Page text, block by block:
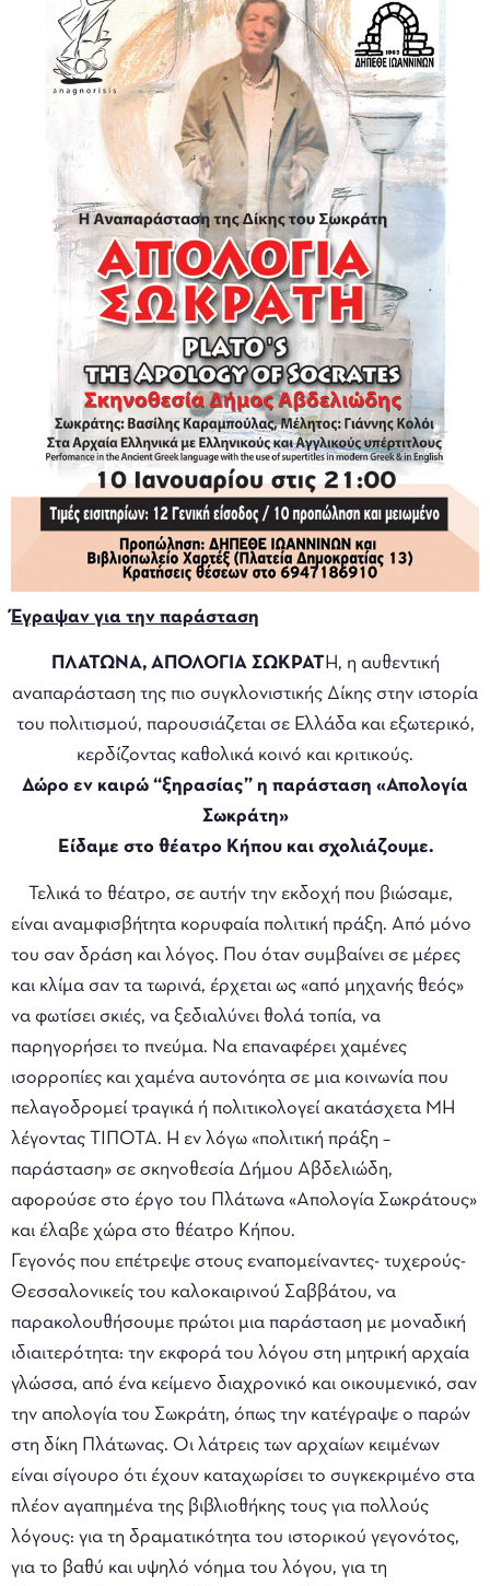
Έγραψαν για την παράσταση
ΠΛΑΤΩΝΑ, ΑΠΟΛΟΓΙΑ ΣΩΚΡΑΤΗ, η αυθεντική
αναπαράσταση της πιο συγκλονιστικής Δίκης στην ιστορία
του πολιτισμού, παρουσιάζεται σε Ελλάδα και εξωτερικό,
κερδίζοντας καθολικά κοινό και κριτικούς.
Δώρο εν καιρώ “ξηρασίας” η παράσταση «Απολογία
Σωκράτη»
Είδαμε στο θέατρο Κήπου και σχολιάζουμε.
Τελικά το θέατρο, σε αυτήν την εκδοχή που βιώσαμε,
είναι αναμφισβήτητα κορυφαία πολιτική πράξη. Από μόνο
του σαν δράση και λόγος. Που όταν συμβαίνει σε μέρες
και κλίμα σαν τα τωρινά, έρχεται ως «από μηχανής θεός»
να φωτίσει σκιές, να ξεδιαλύνει θολά τοπία, να
παρηγορήσει το πνεύμα. Να επαναφέρει χαμένες
ισορροπίες και χαμένα αυτονόητα σε μια κοινωνία που
πελαγοδρομεί τραγικά ή πολιτικολογεί ακατάσχετα ΜΗ
λέγοντας ΤΙΠΟΤΑ. Η εν λόγω «πολιτική πράξη –
παράσταση» σε σκηνοθεσία Δήμου Αβδελιώδη,
αφορούσε στο έργο του Πλάτωνα «Απολογία Σωκράτους»
και έλαβε χώρα στο θέατρο Κήπου.
Γεγονός που επέτρεψε στους εναπομείναντες- τυχερούς-
Θεσσαλονικείς του καλοκαιρινού Σαββάτου, να
παρακολουθήσουμε πρώτοι μια παράσταση με μοναδική
ιδιαιτερότητα: την εκφορά του λόγου στη μητρική αρχαία
γλώσσα, από ένα κείμενο διαχρονικό και οικουμενικό, σαν
την απολογία του Σωκράτη, όπως την κατέγραψε ο παρών
στη δίκη Πλάτωνας. Οι λάτρεις των αρχαίων κειμένων
είναι σίγουρο ότι έχουν καταχωρίσει το συγκεκριμένο στα
πλέον αγαπημένα της βιβλιοθήκης τους για πολλούς
λόγους: για τη δραματικότητα του ιστορικού γεγονότος,
για το βαθύ και υψηλό νόημα του λόγου, για τη